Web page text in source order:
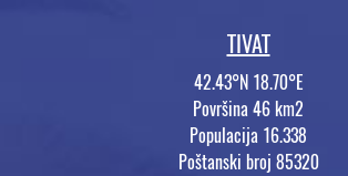
TIVAT
42.43°N 18.70°E
Površina 46 km2
Populacija 16.338
Poštanski broj 85320